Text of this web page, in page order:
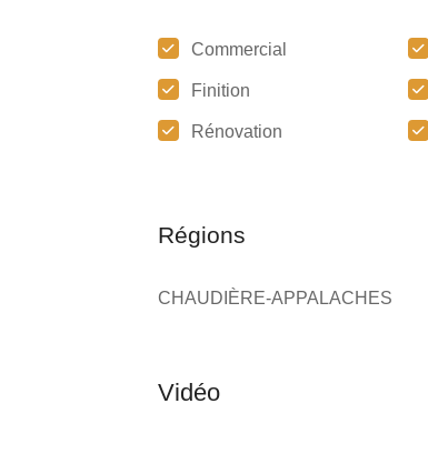
Commercial
Finition
Rénovation
Régions
CHAUDIÈRE-APPALACHES